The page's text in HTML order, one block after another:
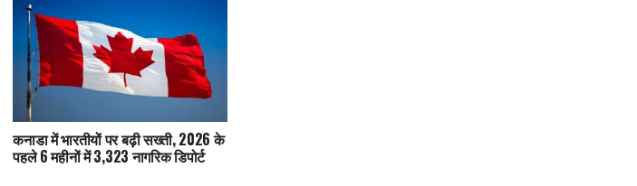
कनाडा में भारतीयों पर बढ़ी सख्ती, 2026 के
पहले 6 महीनों में 3,323 नागरिक डिपोर्ट